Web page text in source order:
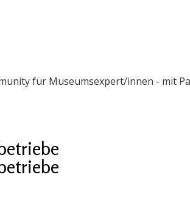
für Museumsexpert/innen - mit